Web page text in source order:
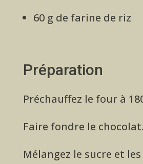
60 g de farine de riz
Préparation
Préchauffez le four à
Faire fondre le chocolat.
Mélangez le sucre et